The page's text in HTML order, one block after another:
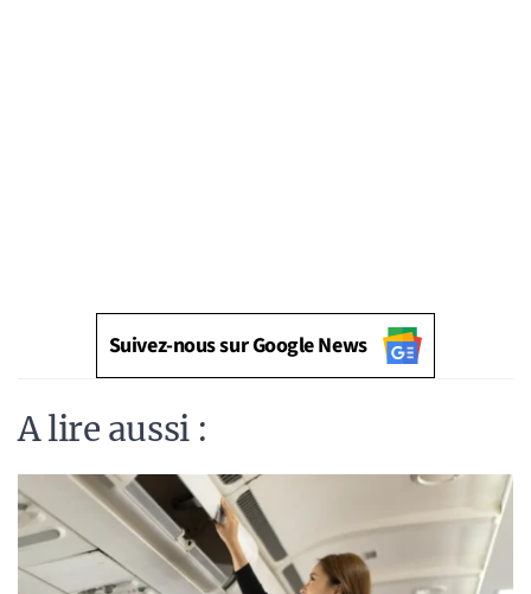
Suivez-nous sur Google News
A lire aussi :